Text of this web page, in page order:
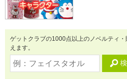
ゲットクラブの1000点以上のノベルティ
えます。